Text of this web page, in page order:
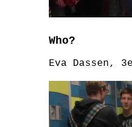
Who?
Eva Dassen,